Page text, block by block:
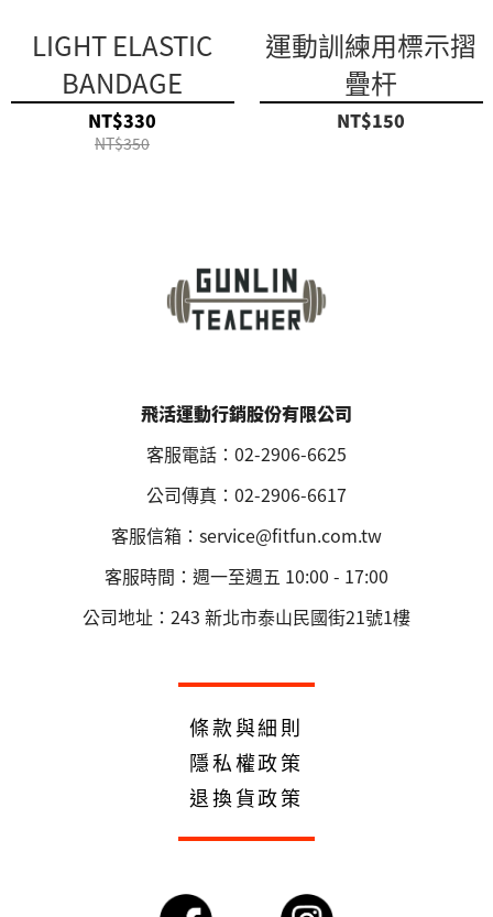
LIGHT ELASTIC
BANDAGE
NT$330
NT$350
運動訓練用標示摺
疊杆
NT$150
飛活運動行銷股份有限公司
客服電話：02-2906-6625
公司傳真：02-2906-6617
客服信箱：service@fitfun.com.tw
客服時間：週一至週五 10:00 - 17:00
公司地址：243 新北市泰山民國街21號1樓
條款與細則
隱私權政策
退換貨政策